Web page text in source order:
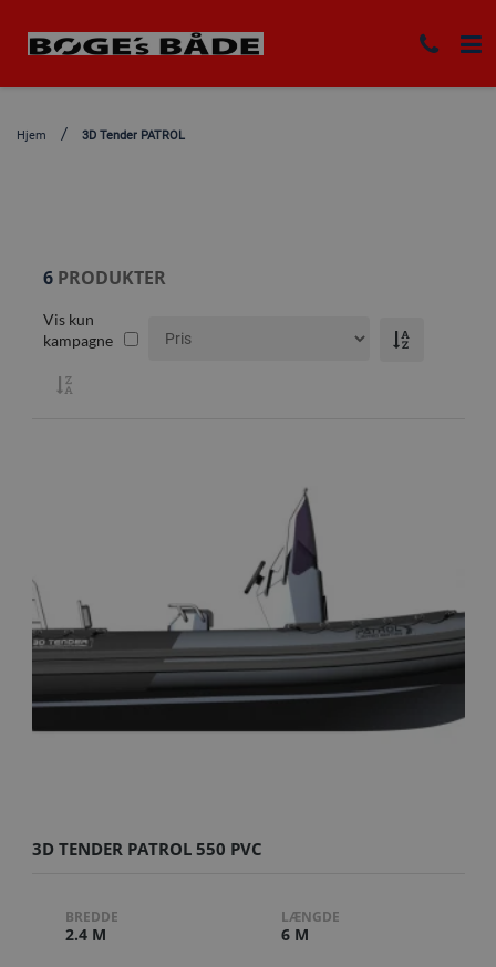
Hjem 3D Tender PATROL
6PRODUKTER
Vis kun
kampagne
3D TENDER PATROL 550 PVC
BREDDE
2.4 M
LÆNGDE
6 M